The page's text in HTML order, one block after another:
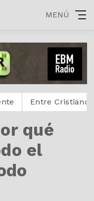
MENÚ
Entre Cristianos
qué
el